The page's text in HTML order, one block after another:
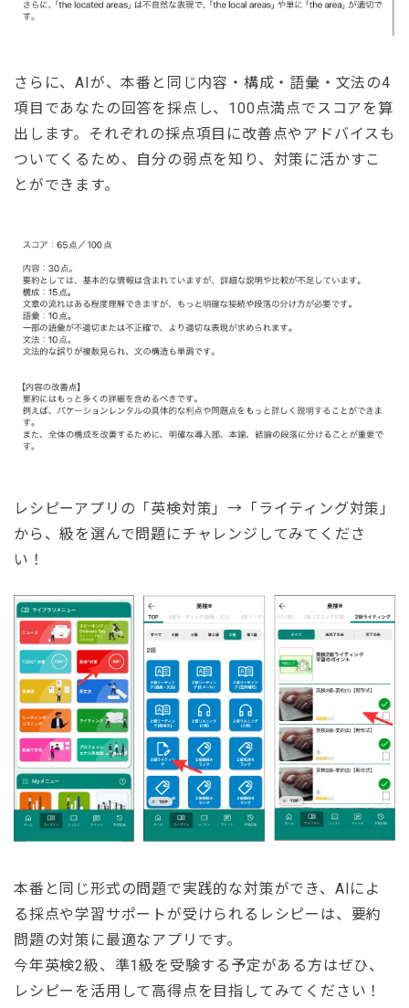
さらに、AIが、本番と同じ内容・構成・語彙・文法の4
項目であなたの回答を採点し、100点満点でスコアを算
出します。それぞれの採点項目に改善点やアドバイスも
ついてくるため、自分の弱点を知り、対策に活かすこ
とができます。
レシピーアプリの「英検対策」→「ライティング対策」
から、級を選んで問題にチャレンジしてみてくださ
い！
本番と同じ形式の問題で実践的な対策ができ、AIによ
る採点や学習サポートが受けられるレシピーは、要約
問題の対策に最適なアプリです。
今年英検2級、準1級を受験する予定がある方はぜひ、
レシピーを活用して高得点を目指してみてください！